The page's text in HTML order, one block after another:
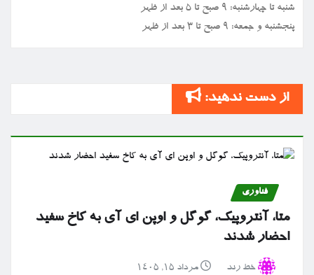
شنبه تا چهارشنبه: ۹ صبح تا ۵ بعد از ظهر
پنجشنبه و جمعه: ۹ صبح تا ۳ بعد از ظهر
از دست ندهید:
فناوری
متا، آنتروپیک، گوگل و اوپن ای آی به کاخ سفید
احضار شدند
خط رند مرداد ۱۵, ۱۴۰۵